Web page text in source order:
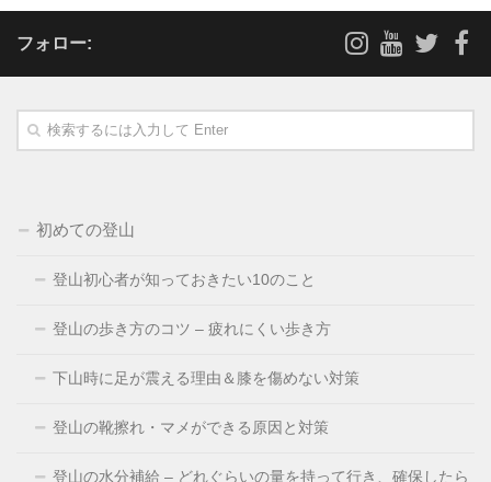
フォロー:
初めての登山
登山初心者が知っておきたい10のこと
登山の歩き方のコツ – 疲れにくい歩き方
下山時に足が震える理由＆膝を傷めない対策
登山の靴擦れ・マメができる原因と対策
登山の水分補給 – どれぐらいの量を持って行き、確保したら